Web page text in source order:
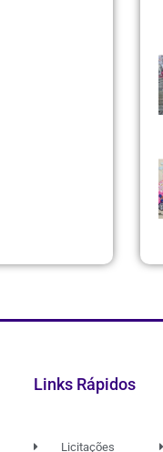
Links Rápidos
Licitações